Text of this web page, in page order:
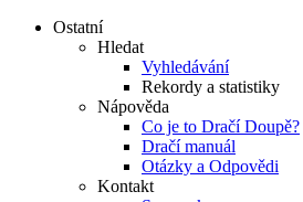
Ostatní
Hledat
Vyhledávání
Rekordy a statistiky
Nápověda
Co je to Dračí Doupě?
Dračí manuál
Otázky a Odpovědi
Kontakt